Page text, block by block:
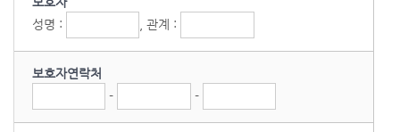
성명 :
, 관계 :
보호자연락처
-
-